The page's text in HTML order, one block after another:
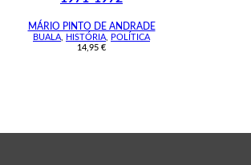
MÁRIO PINTO DE ANDRADE
BUALA HISTÓRIA
POLÍTICA
14,95 €